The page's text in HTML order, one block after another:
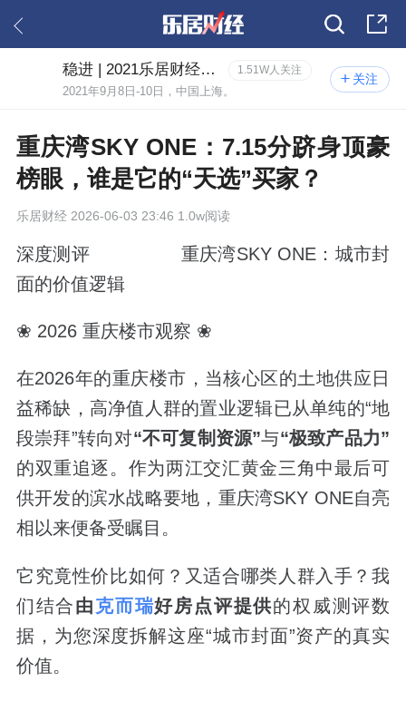
关注
稳进 | 2021乐居财经年度论坛 1.51W人关注
2021年9月8日-10日，中国上海。
重庆湾SKY ONE：7.15分跻身顶豪
榜眼，谁是它的“天选”买家？
乐居财经2026-06-03 23:46 1.0w阅读
深度测评 重庆湾SKY ONE：城市封
面的价值逻辑
❀ 2026 重庆楼市观察 ❀
在2026年的重庆楼市，当核心区的土地供应日
益稀缺，高净值人群的置业逻辑已从单纯的“地
段崇拜”转向对“不可复制资源”与“极致产品力”
的双重追逐。作为两江交汇黄金三角中最后可
供开发的滨水战略要地，重庆湾SKY ONE自亮
相以来便备受瞩目。
它究竟性价比如何？又适合哪类人群入手？我
们结合由克而瑞好房点评提供的权威测评数
据，为您深度拆解这座“城市封面”资产的真实
价值。